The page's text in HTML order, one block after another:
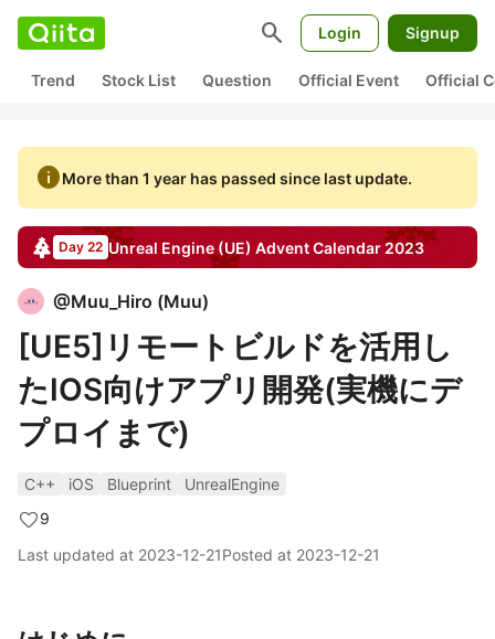
search Login Signup
Trend Stock List Question Official Event Official
infoMore than 1 year has passed since last update.
Day 22 Unreal Engine (UE) Advent Calendar2023
@Muu_Hiro (Muu)
[UE5]リモートビルドを活用し
たIOS向けアプリ開発(実機にデ
プロイまで)
C++ iOS Blueprint
UnrealEngine
9
Last updated at 2023-12-21Posted at 2023-12-21